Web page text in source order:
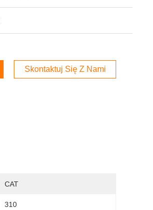
Skontaktuj Się Z Nami
CAT
310